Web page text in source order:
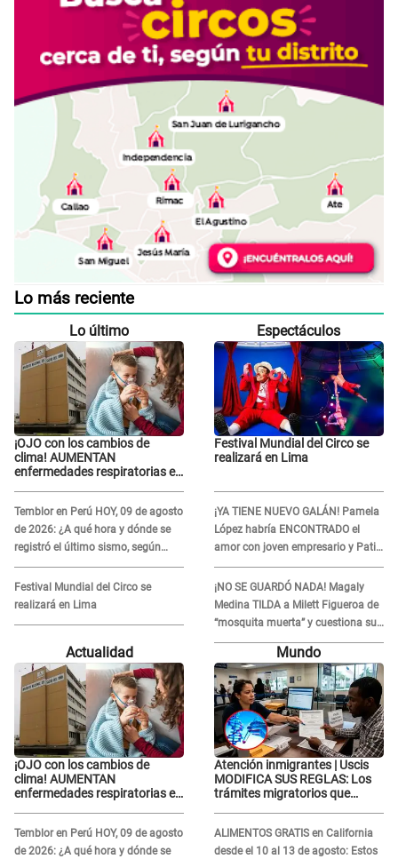
Lo más reciente
Lo último
¡OJO con los cambios de
clima! AUMENTAN
enfermedades respiratorias en
Temblor en Perú HOY, 09 de agosto
de 2026: ¿A qué hora y dónde se
registró el último sismo, según
IGP?
Festival Mundial del Circo se
realizará en Lima
Espectáculos
Festival Mundial del Circo se
realizará en Lima
¡YA TIENE NUEVO GALÁN! Pamela
López habría ENCONTRADO el
amor con joven empresario y Pati
Lorena la ECHA en VIVO
¡NO SE GUARDÓ NADA! Magaly
Medina TILDA a Milett Figueroa de
“mosquita muerta” y cuestiona su
RECONCILIACIÓN con Marcelo
Tinelli en TV argentina
Actualidad
¡OJO con los cambios de
clima! AUMENTAN
enfermedades respiratorias en
Temblor en Perú HOY, 09 de agosto
de 2026: ¿A qué hora y dónde se
Mundo
Atención inmigrantes | Uscis
MODIFICA SUS REGLAS: Los
trámites migratorios que
ALIMENTOS GRATIS en California
desde el 10 al 13 de agosto: Estos